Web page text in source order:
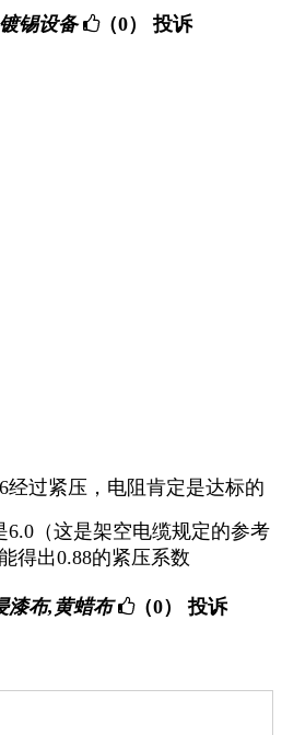
锡设备 （0） 投诉
经过紧压，电阻肯定是达标的
6.0（这是架空电缆规定的参考
得出0.88的紧压系数
漆布,黄蜡布 （0） 投诉